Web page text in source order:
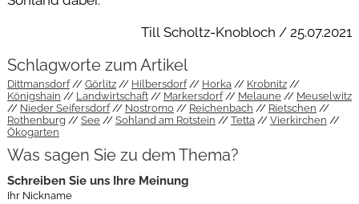
Till Scholtz-Knobloch / 25.07.2021
Schlagworte zum Artikel
Dittmansdorf Görlitz Hilbersdorf Horka
Krobnitz
Königshain
Landwirtschaft Markersdorf Melaune
Meuselwitz
Nieder Seifersdorf
Nostromo Reichenbach
Rietschen
Rothenburg
See Sohland am Rotstein Tetta
Vierkirchen
Ökogarten
Was sagen Sie zu dem Thema?
Schreiben Sie uns Ihre Meinung
Ihr Nickname